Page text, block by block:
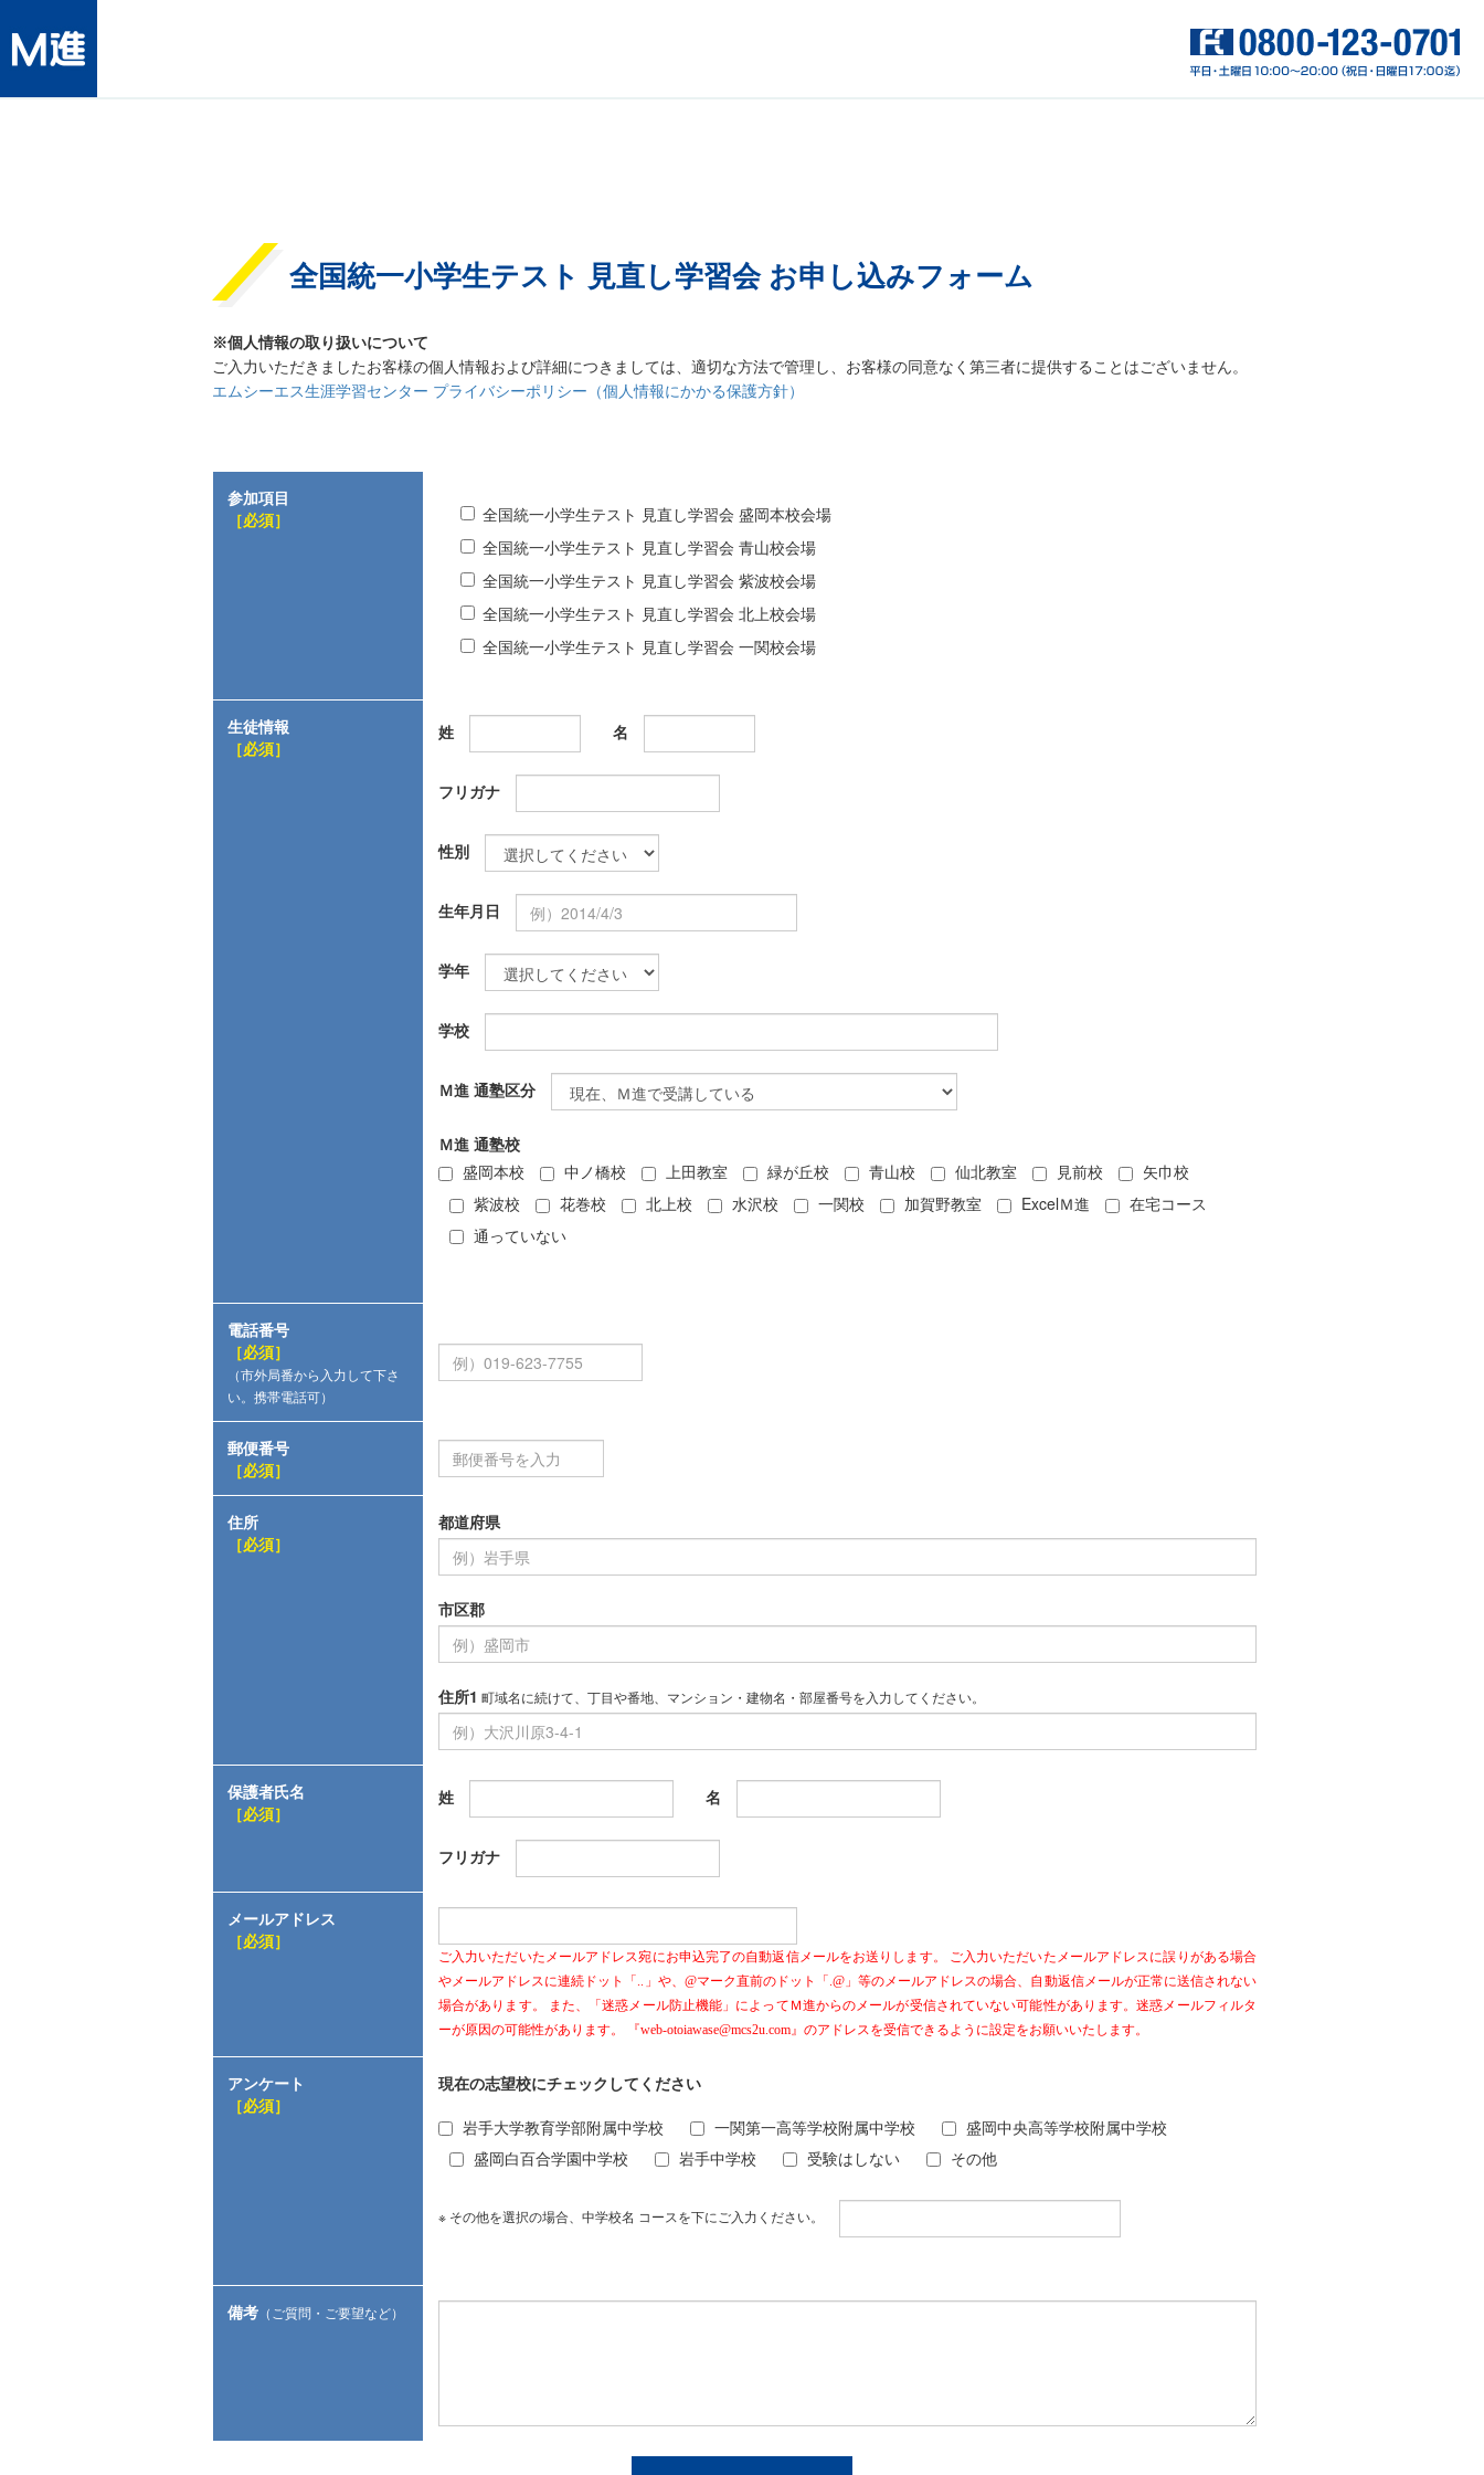
全国統一小学生テスト 見直し学習会 お申し込みフォーム
※個人情報の取り扱いについて
ご入力いただきましたお客様の個人情報および詳細につきましては、適切な方法で管理し、お客様の同意なく第三者に提供することはございません。
エムシーエス生涯学習センター プライバシーポリシー（個人情報にかかる保護方針）
参加項目
［必須］
全国統一小学生テスト 見直し学習会 盛岡本校会場
全国統一小学生テスト 見直し学習会 青山校会場
全国統一小学生テスト 見直し学習会 紫波校会場
全国統一小学生テスト 見直し学習会 北上校会場
全国統一小学生テスト 見直し学習会 一関校会場
生徒情報
［必須］
姓 名
フリガナ
性別
生年月日
学年
学校
Ｍ進 通塾区分
Ｍ進 通塾校
盛岡本校
中ノ橋校 上田教室 緑が丘校 青山校 仙北教室 見前校
矢巾校
紫波校
花巻校 北上校 水沢校 一関校 加賀野教室 ExcelＭ進
在宅コース
通っていない
電話番号
［必須］
（市外局番から入力して下さ
い。携帯電話可）
郵便番号
［必須］
住所
［必須］
都道府県
市区郡
住所1 町域名に続けて、丁目や番地、マンション・建物名・部屋番号を入力してください。
保護者氏名
［必須］
姓 名
フリガナ
メールアドレス
［必須］
ご入力いただいたメールアドレス宛にお申込完了の自動返信メールをお送りします。 ご入力いただいたメールアドレスに誤りがある場合
やメールアドレスに連続ドット「..」や、@マーク直前のドット「.@」等のメールアドレスの場合、自動返信メールが正常に送信されない
場合があります。 また、「迷惑メール防止機能」によってＭ進からのメールが受信されていない可能性があります。迷惑メールフィルタ
ーが原因の可能性があります。 『web-otoiawase@mcs2u.com』のアドレスを受信できるように設定をお願いいたします。
アンケート
［必須］
現在の志望校にチェックしてください
岩手大学教育学部附属中学校
一関第一高等学校附属中学校
盛岡中央高等学校附属中学校
盛岡白百合学園中学校
岩手中学校 受験はしない その他
※ その他を選択の場合、中学校名 コースを下にご入力ください。
備考 （ご質問・ご要望など）